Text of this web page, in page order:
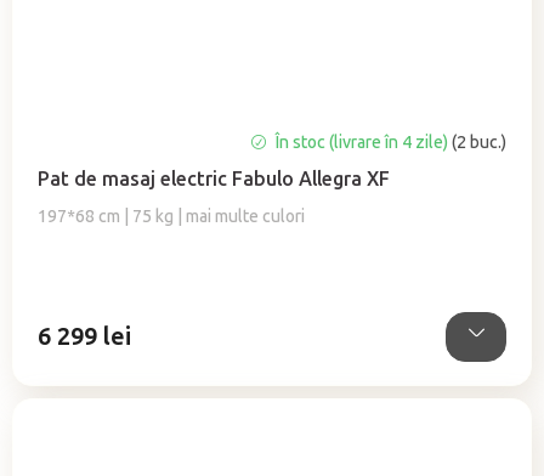
Pat de masaj electric Fabulo Allegra XF
197*68 cm | 75 kg | mai multe culori
În stoc (livrare în 4 zile) (2 buc.)
6 299 lei